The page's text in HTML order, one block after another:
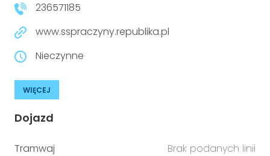
236571185
www.sspraczyny.republika.pl
Nieczynne
WIĘCEJ
Dojazd
Tramwaj
Brak podanych linii